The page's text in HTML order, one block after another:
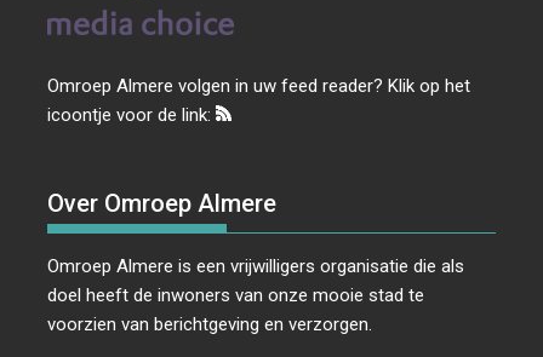
Omroep Almere volgen in uw feed reader? Klik op het
icoontje voor de link:
Over Omroep Almere
Omroep Almere is een vrijwilligers organisatie die als
doel heeft de inwoners van onze mooie stad te
voorzien van berichtgeving en verzorgen.